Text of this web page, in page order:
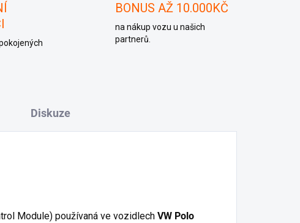
BONUS AŽ 10.000KČ
na nákup vozu u našich
partnerů.
Diskuze
Module) používaná ve vozidlech VW Polo